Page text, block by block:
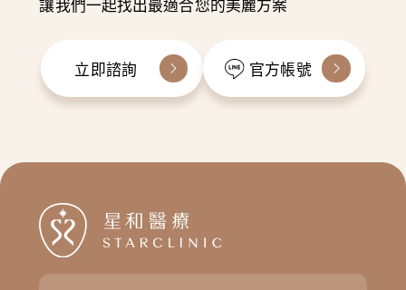
讓我們一起找出最適合您的美麗方案
立即諮詢 官方帳號